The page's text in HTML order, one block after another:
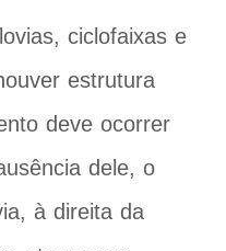
ciclofaixas e
estrutura
deve ocorrer
dele, o
à direita da